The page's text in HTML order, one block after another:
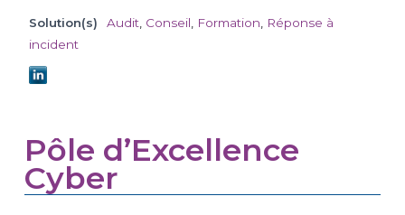
Solution(s) Audit Conseil Formation
Réponse à
incident
Pôle d’Excellence
Cyber